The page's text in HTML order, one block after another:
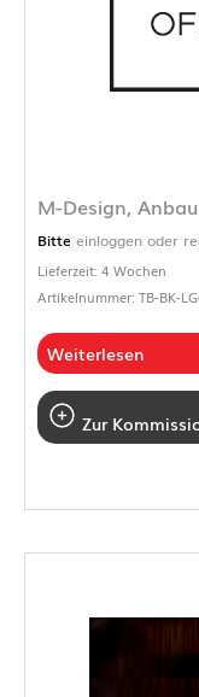
M-Design,
Bitte einloggen oder
Lieferzeit: 4 Wochen
Artikelnummer: TB-BK-
Weiterlesen
Zur